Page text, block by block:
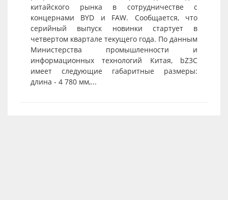
китайского рынка в сотрудничестве с
концернами BYD и FAW. Сообщается, что
серийный выпуск новинки стартует в
четвертом квартале текущего года. По данным
Министерства промышленности и
информационных технологий Китая, bZ3C
имеет следующие габаритные размеры:
длина - 4 780 мм,...